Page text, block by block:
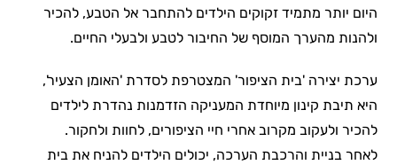
היום יותר מתמיד זקוקים הילדים להתחבר אל הטבע, להכיר
ולהנות מהערך המוסף של החיבור לטבע ולבעלי החיים.
ערכת יצירה 'בית הציפור' המצטרפת לסדרת 'האומן הצעיר',
היא תיבת קינון מיוחדת המעניקה הזדמנות נהדרת לילדים
להכיר ולעקוב מקרוב אחרי חיי הציפורים, לחוות ולחקור.
לאחר בניית והרכבת הערכה, יכולים הילדים להניח את בית